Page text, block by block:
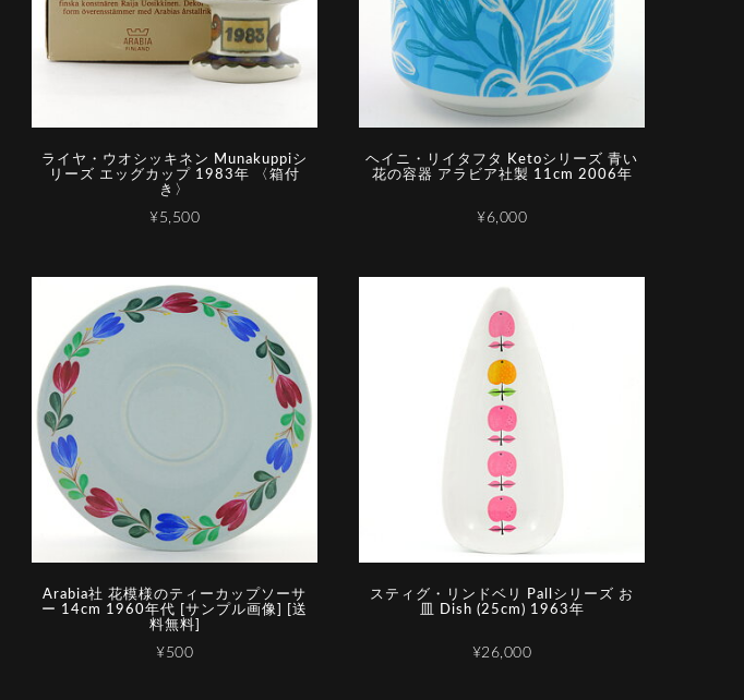
ライヤ・ウオシッキネン Munakuppiシ
リーズ エッグカップ 1983年 〈箱付
き〉
¥5,500
ヘイニ・リイタフタ Ketoシリーズ 青い
花の容器 アラビア社製 11cm 2006年
¥6,000
Arabia社 花模様のティーカップソーサ
ー 14cm 1960年代 [サンプル画像] [送
料無料]
¥500
スティグ・リンドベリ Pallシリーズ お
皿 Dish (25cm) 1963年
¥26,000